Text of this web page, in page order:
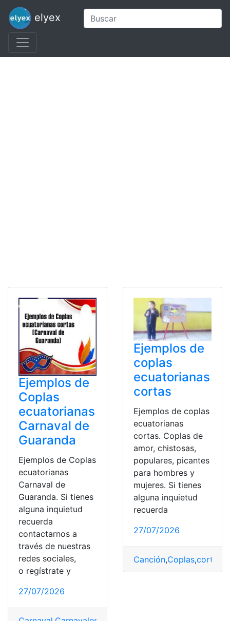
elyex
Ejemplos de
Coplas
ecuatorianas
Carnaval de
Guaranda
Ejemplos de Coplas
ecuatorianas
Carnaval de
Guaranda. Si tienes
alguna inquietud
recuerda
contactarnos a
través de nuestras
redes sociales,
o regístrate y
27/07/2026
Ejemplos de
coplas
ecuatorianas
cortas
Ejemplos de coplas
ecuatorianas
cortas. Coplas de
amor, chistosas,
populares, picantes
para hombres y
mujeres. Si tienes
alguna inquietud
recuerda
27/07/2026
Canción,Coplas,cortas